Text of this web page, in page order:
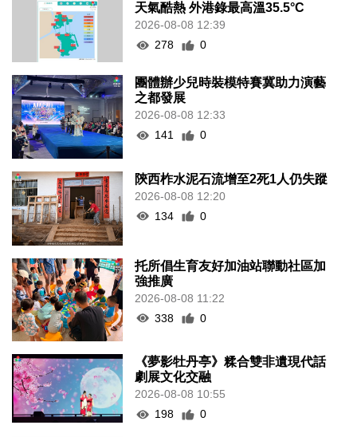
天氣酷熱 外港錄最高溫35.5°C
2026-08-08 12:39
278
0
團體辦少兒時裝模特賽冀助力演藝
之都發展
2026-08-08 12:33
141
0
陝西柞水泥石流增至2死1人仍失蹤
2026-08-08 12:20
134
0
托所倡生育友好加油站聯動社區加
強推廣
2026-08-08 11:22
338
0
《夢影牡丹亭》糅合雙非遺現代話
劇展文化交融
2026-08-08 10:55
198
0